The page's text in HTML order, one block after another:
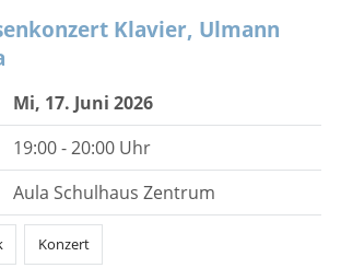
Klavier, Ulmann
Mi, 17. Juni 2026
19:00 - 20:00 Uhr
Aula Schulhaus Zentrum
Konzert